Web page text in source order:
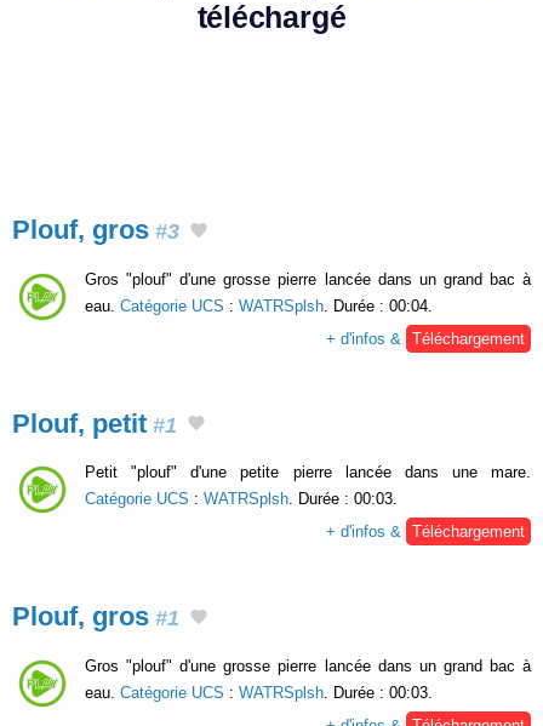
téléchargé
Plouf, gros #3
Gros "plouf" d'une grosse pierre lancée dans un grand bac à
eau. Catégorie UCS : WATRSplsh . Durée : 00:04.
+ d'infos &
Téléchargement
Plouf, petit #1
Petit "plouf" d'une petite pierre lancée dans une mare.
Catégorie UCS : WATRSplsh. Durée : 00:03.
+ d'infos & Téléchargement
Plouf, gros #1
Gros "plouf" d'une grosse pierre lancée dans un grand bac à
eau. Catégorie UCS : WATRSplsh . Durée : 00:03.